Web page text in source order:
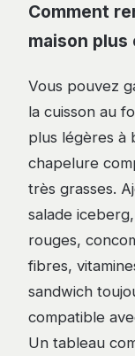
Comment
maison
Vous pouvez
la cuisson au
plus légères à
chapelure
très grasses.
salade
rouges,
fibres,
sandwich
compatible
Un tableau